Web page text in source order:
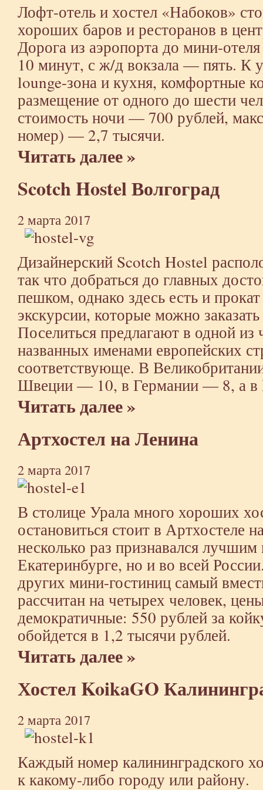
Лофт-отель и хостел «Набоков»
хороших баров и ресторанов в
Дорога из аэропорта до мини-отеля
10 минут, с ж/д вокзала — пять. К
lounge-зона и кухня, комфортные
размещение от одного до шести
стоимость ночи — 700 рублей,
номер) — 2,7 тысячи.
Читать далее »
Scotch Hostel Волгоград
2 марта 2017
Дизайнерский Scotch Hostel
так что добраться до главных
пешком, однако здесь есть и
экскурсии, которые можно
Поселиться предлагают в одной из
названных именами европейских
соответствующе. В
Швеции — 10, в Германии — 8, а в
Читать далее »
Артхостел на Ленина
2 марта 2017
В столице Урала много хороших
остановиться стоит в Артхостеле
несколько раз признавался лучшим
Екатеринбурге, но и во всей
других мини-гостиниц самый
рассчитан на четырех человек,
демократичные: 550 рублей за
обойдется в 1,2 тысячи рублей.
Читать далее »
Хостел KoikaGO
2 марта 2017
Каждый номер калининградского
к какому-либо городу или району.